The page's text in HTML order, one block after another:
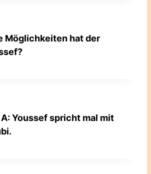
Möglichkeiten hat der
Youssef spricht mal mit